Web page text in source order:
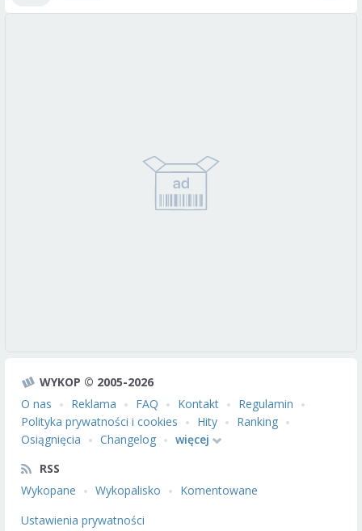
WYKOP © 2005-2026
O nas
Reklama FAQ Kontakt
Regulamin
Polityka prywatności i cookies
Hity
Ranking
Osiągnięcia
Changelog
więcej
RSS
Wykopane
Wykopalisko
Komentowane
Ustawienia prywatności